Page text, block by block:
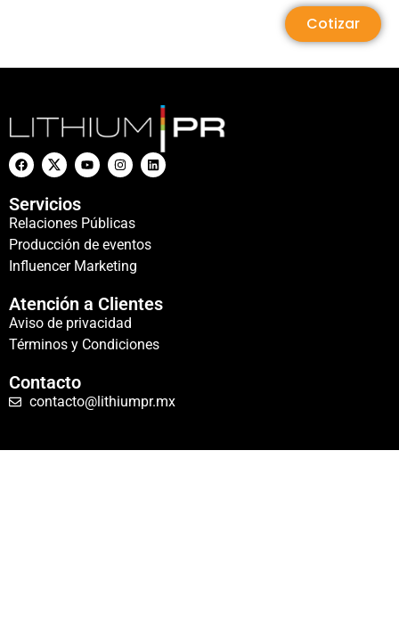
Cotizar
Servicios
Relaciones Públicas
Producción de eventos
Influencer Marketing
Atención a Clientes
Aviso de privacidad
Términos y Condiciones
Contacto
contacto@lithiumpr.mx